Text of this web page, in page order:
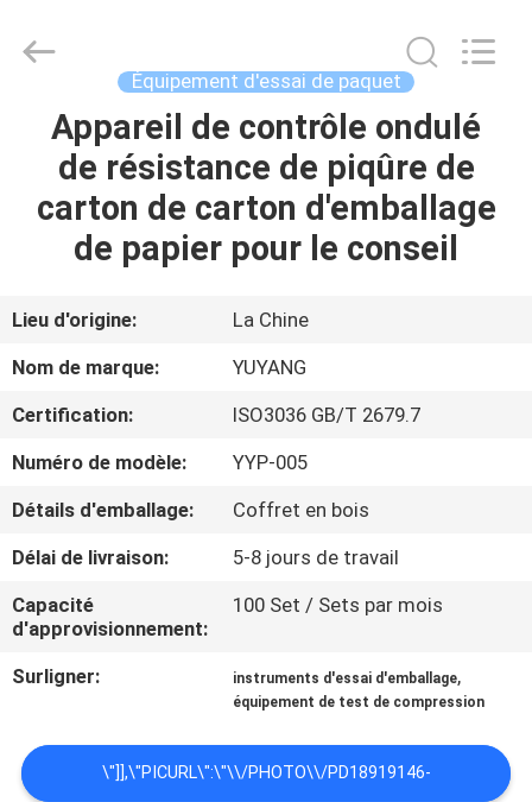
MAISON
PRODUITS
SHOW
SUJET
DE
NOUS
VISITE
D'USINE
NOUS
INSTRUMENT
Équipement d'essai de paquet
Appareil de contrôle ondulé
de résistance de piqûre de
carton de carton d'emballage
de papier pour le conseil
Lieu d'origine:
La Chine
Nom de marque:
YUYANG
Certification:
ISO3036 GB/T 2679.7
Numéro de modèle:
YYP-005
Détails d'emballage:
Coffret en bois
Délai de livraison:
5-8 jours de travail
Capacité
d'approvisionnement:
100 Set / Sets par mois
Surligner: instruments d'essai d'emballage,
équipement de test de compression
\"]],\"PICURL\":\"\\/PHOTO\\/PD18919146-